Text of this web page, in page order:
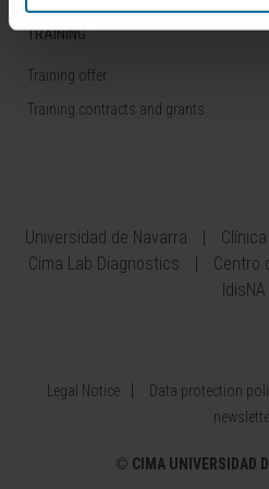
TRAINING
Training offer
Training contracts and grants
Universidad de Navarra
Cima Lab Diagnostics
Centro
IdisNA
Legal Notice Data protection
© CIMA UNIVERSIDAD